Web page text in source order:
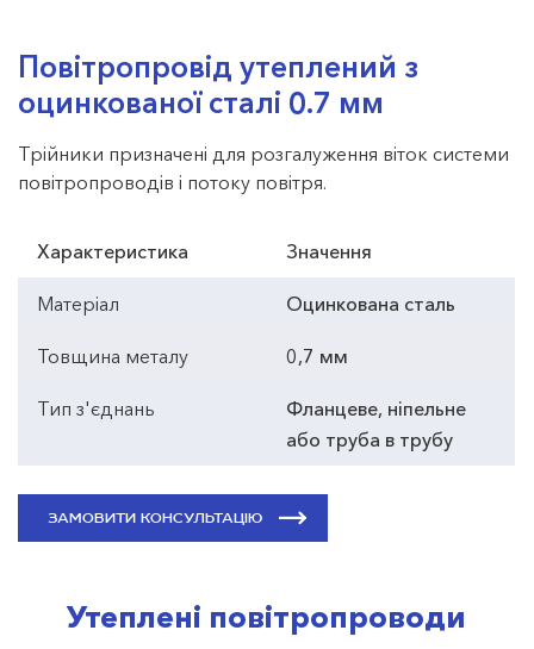
Повітропровід утеплений з
оцинкованої сталі 0.7 мм
Трійники призначені для розгалуження віток системи
повітропроводів і потоку повітря.
Характеристика Значення
Матеріал Оцинкована сталь
Товщина металу 0,7 мм
Тип з'єднань
Фланцеве, ніпельне
або труба в трубу
ЗАМОВИТИ КОНСУЛЬТАЦІЮ
Утеплені повітропроводи